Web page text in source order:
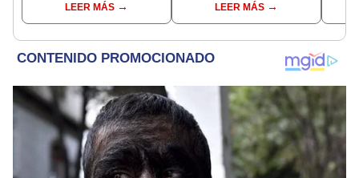
presidenta se
encontraba en Junín
LEER MÁS
exmandatario
LEER MÁS